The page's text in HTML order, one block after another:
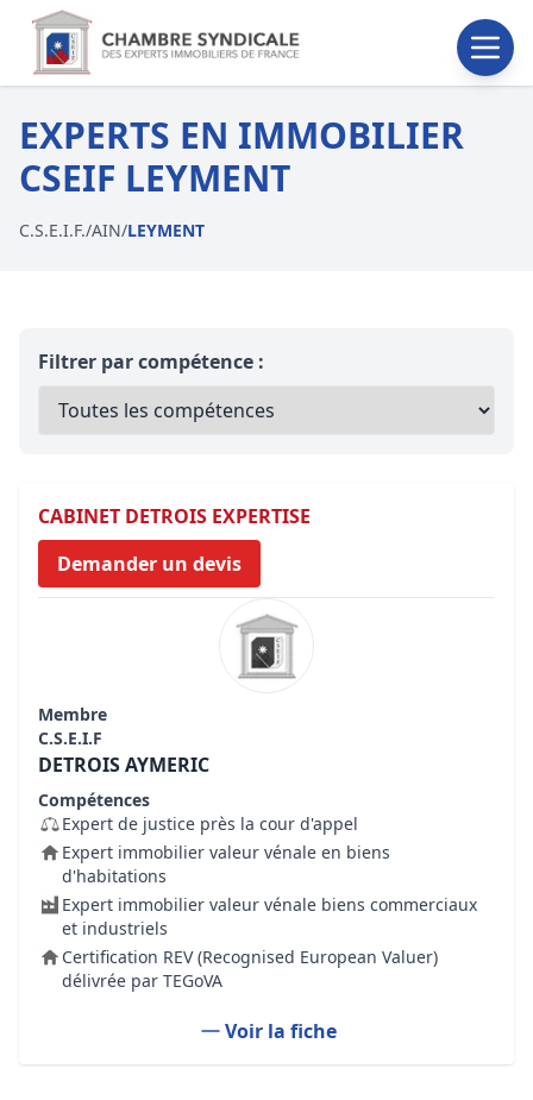
EXPERTS EN IMMOBILIER
CSEIF LEYMENT
C.S.E.I.F./AIN/LEYMENT
Filtrer par compétence :
CABINET DETROIS EXPERTISE
Demander un devis
Membre
C.S.E.I.F
DETROIS AYMERIC
Compétences
Expert de justice près la cour d'appel
Expert immobilier valeur vénale en biens
d'habitations
Expert immobilier valeur vénale biens commerciaux
et industriels
Certification REV (Recognised European Valuer)
délivrée par TEGoVA
Voir la fiche